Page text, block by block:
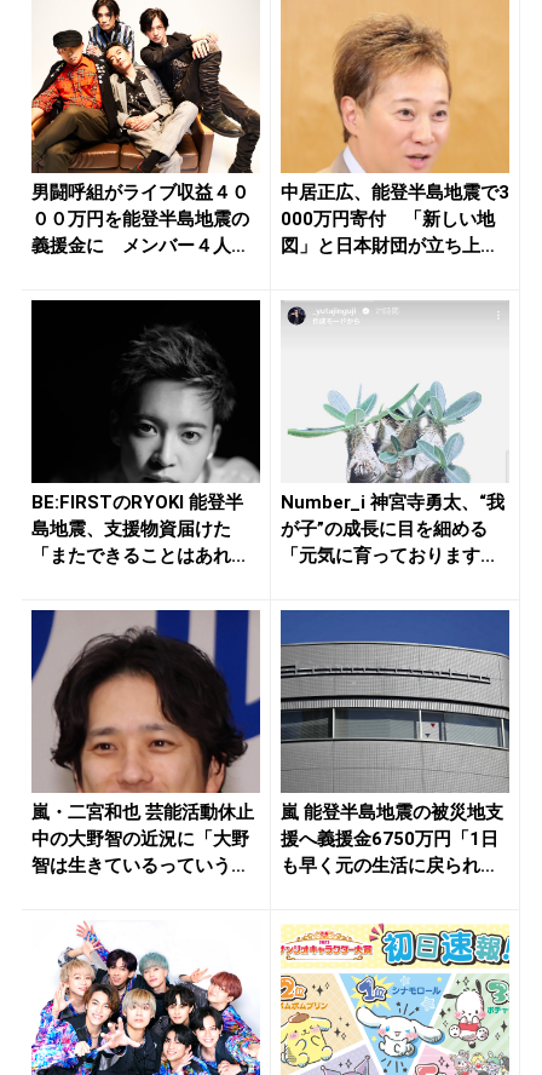
男闘呼組がライブ収益４０
００万円を能登半島地震の
義援金に メンバー４人
中居正広、能登半島地震で3
000万円寄付 「新しい地
図」と日本財団が立ち上げ
BE:FIRSTのRYOKI 能登半
島地震、支援物資届けた
「またできることはあれ...
Number_i 神宮寺勇太、“我
が子”の成長に目を細める
「元気に育っております...
嵐・二宮和也 芸能活動休止
中の大野智の近況に「大野
智は生きているっていうの
嵐 能登半島地震の被災地支
援へ義援金6750万円「1日
も早く元の生活に戻られる